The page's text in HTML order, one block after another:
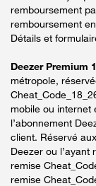
remboursement
remboursement
Détails et
Deezer Premium
métropole,
mobile ou internet
l’abonnement
client. Réservé
Deezer ou l’ayant
remise
remise